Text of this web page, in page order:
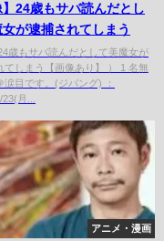
】24歳もサバ読んだとし
が逮捕されてしまう
歳もサバ読んだとして美魔女が
てしまう【画像あり】 ） 1 名無
涙目です。(ジパング) ：
月...
アニメ・漫画